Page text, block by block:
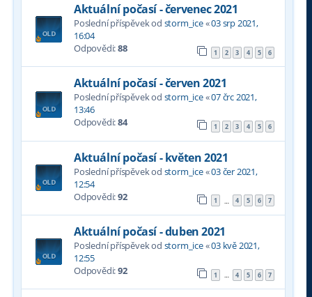
Aktuální počasí - červenec 2021
Poslední příspěvek od storm_ice«03 srp 2021,
16:04
Odpovědi:88 1 2 3 4 5 6
Aktuální počasí - červen 2021
Poslední příspěvek od storm_ice«07 črc 2021,
13:46
Odpovědi:84 1 2 3 4 5 6
Aktuální počasí - květen 2021
Poslední příspěvek od storm_ice«03 čer 2021,
12:54
Odpovědi:92 1 … 4 5 6 7
Aktuální počasí - duben 2021
Poslední příspěvek od storm_ice«03 kvě 2021,
12:55
Odpovědi:92 1 … 4 5 6 7